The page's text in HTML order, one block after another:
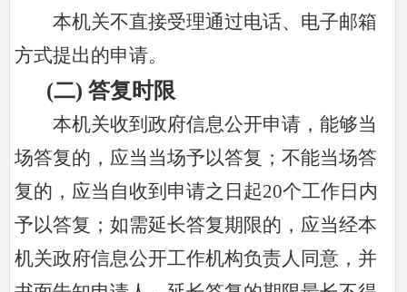
本机关不直接受理通过电话、电子邮箱
方式提出的申请。
(二) 答复时限
本机关收到政府信息公开申请，能够当
场答复的，应当当场予以答复；不能当场答
复的，应当自收到申请之日起20个工作日内
予以答复；如需延长答复期限的，应当经本
机关政府信息公开工作机构负责人同意，并